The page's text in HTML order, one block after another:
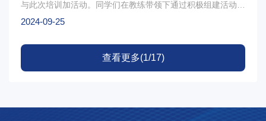
与此次培训加活动。同学们在教练带领下通过积极组建活动星
火、猿神、公平、大炮、陆六、黑猴六支队伍，勇敢挑战自
间、汉诺塔、达芬奇密码、高空断桥、生命动力圈等培训项
目。活动过程中充满了欢呼声、加油声和喝彩声。通过此次拓
展训练，增强了研究生们的团队合作意识，提升了集体凝聚
2024-09-25
查看更多(1/17)